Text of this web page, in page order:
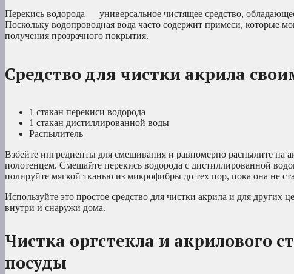
Перекись водорода — универсальное чистящее средство,
Поскольку водопроводная вода часто содержит примеси, которые
получения прозрачного покрытия.
Средство для чистки акрила
1 стакан перекиси водорода
1 стакан дистиллированной воды
Распылитель
Взбейте ингредиенты для смешивания и равномерно распылите
полотенцем. Смешайте перекись водорода с дистиллированной
полируйте мягкой тканью из микрофибры до тех пор, пока она не
Используйте это простое средство для чистки акрила и для других
внутри и снаружи дома.
Чистка оргстекла и
посуды